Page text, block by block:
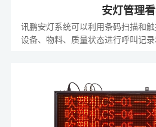
安灯管理
讯鹏安灯系统可以利用条码扫描和触
设备、物料、质量状态进行呼叫记